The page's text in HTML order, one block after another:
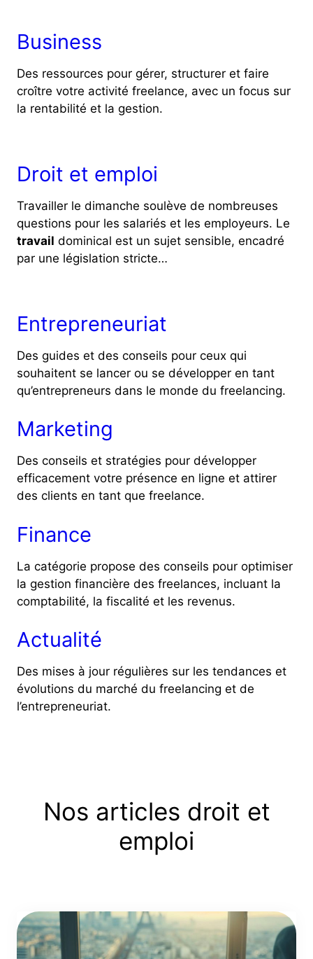
Business
Des ressources pour gérer, structurer et faire
croître votre activité freelance, avec un focus sur
la rentabilité et la gestion.
Droit et emploi
Travailler le dimanche soulève de nombreuses
questions pour les salariés et les employeurs. Le
travail dominical est un sujet sensible, encadré
par une législation stricte…
Entrepreneuriat
Des guides et des conseils pour ceux qui
souhaitent se lancer ou se développer en tant
qu’entrepreneurs dans le monde du freelancing.
Marketing
Des conseils et stratégies pour développer
efficacement votre présence en ligne et attirer
des clients en tant que freelance.
Finance
La catégorie propose des conseils pour optimiser
la gestion financière des freelances, incluant la
comptabilité, la fiscalité et les revenus.
Actualité
Des mises à jour régulières sur les tendances et
évolutions du marché du freelancing et de
l’entrepreneuriat.
Nos articles droit et
emploi